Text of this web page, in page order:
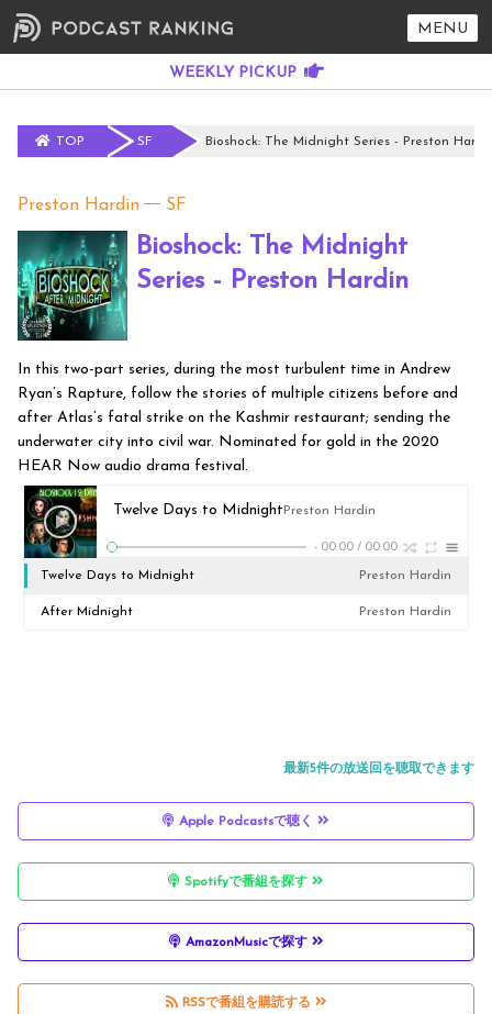
MENU
TOP SF Bioshock: The Midnight Series - Preston
Preston Hardin SF
Bioshock: The Midnight
Series - Preston Hardin
In this two-part series, during the most turbulent time in Andrew
Ryan’s Rapture, follow the stories of multiple citizens before and
after Atlas’s fatal strike on the Kashmir restaurant; sending the
underwater city into civil war. Nominated for gold in the 2020
HEAR Now audio drama festival.
Twelve Days to Midnight Preston Hardin
- 00:00 / 00:00
Twelve Days to Midnight Preston Hardin
After Midnight Preston Hardin
最新5件の放送回を聴取できます
Apple Podcastsで聴く
Spotifyで番組を探す
AmazonMusicで探す
RSSで番組を購読する